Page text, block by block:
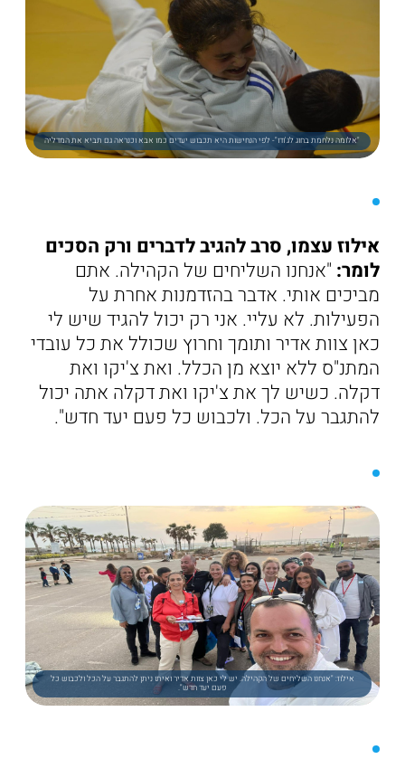
"אלומה נלחמת בחוג לג'ודו"- לפי הנחישות היא תכבוש יעדים כמו אבא וכנראה גם תביא את המדליה
אילוז עצמו, סרב להגיב לדברים ורק הסכים
לומר: "אנחנו השליחים של הקהילה. אתם
מביכים אותי. אדבר בהזדמנות אחרת על
הפעילות. לא עליי. אני רק יכול להגיד שיש לי
כאן צוות אדיר ותומך וחרוץ שכולל את כל עובדי
המתנ"ס ללא יוצא מן הכלל. ואת צ'יקו ואת
דקלה. כשיש לך את צ'יקו ואת דקלה אתה יכול
להתגבר על הכל. ולכבוש כל פעם יעד חדש".
אילוז: "אנחנו השליחים של הקהילה. יש לי כאן צוות אדיר ואיתו ניתן להתגבר על הכל ולכבוש כל
פעם יעד חדש".